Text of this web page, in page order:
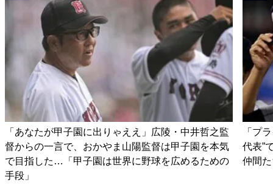
「あなたが甲子園に出りゃええ」広陵・中井哲之監
督からの一言で、おかやま山陽監督は甲子園を本気
で目指した…「甲子園は世界に野球を広めるための
手段」
「プ
代表”
仲間